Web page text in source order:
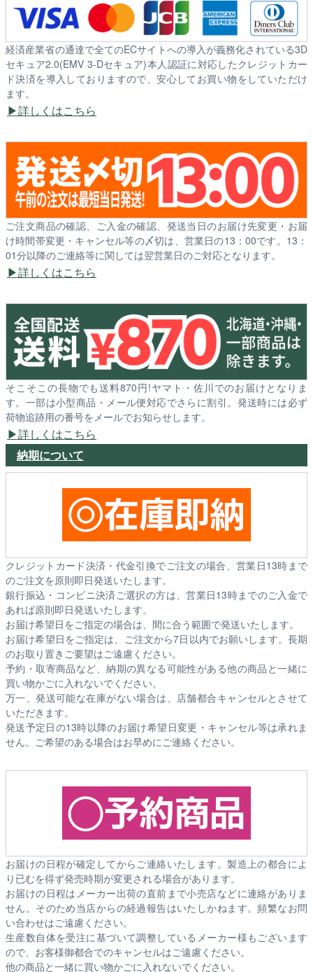
経済産業省の通達で全てのECサイトへの導入が義務化されている3D
セキュア2.0(EMV 3-Dセキュア)本人認証に対応したクレジットカー
ド決済を導入しておりますので、安心してお買い物をしていただけ
ます。
詳しくはこちら
ご注文商品の確認、ご入金の確認、発送当日のお届け先変更・お届
け時間帯変更・キャンセル等の〆切は、営業日の13：00です。13：
01分以降のご連絡等に関しては翌営業日のご対応となります。
詳しくはこちら
そこそこの長物でも送料870円!ヤマト・佐川でのお届けとなりま
す。一部は小型商品・メール便対応でさらに割引。発送時には必ず
荷物追跡用の番号をメールでお知らせします。
詳しくはこちら
納期について
クレジットカード決済・代金引換でご注文の場合、営業日13時まで
のご注文を原則即日発送いたします。
銀行振込・コンビニ決済ご選択の方は、営業日13時までのご入金で
あれば原則即日発送いたします。
お届け希望日をご指定の場合は、間に合う範囲で発送いたします。
お届け希望日をご指定は、ご注文から7日以内でお願いします。長期
のお取り置きご要望はご遠慮ください。
予約・取寄商品など、納期の異なる可能性がある他の商品と一緒に
買い物かごに入れないでください。
万一、発送可能な在庫がない場合は、店舗都合キャンセルとさせて
いただきます。
発送予定日の13時以降のお届け希望日変更・キャンセル等は承れま
せん。ご希望のある場合はお早めにご連絡ください。
お届けの日程が確定してからご連絡いたします。製造上の都合によ
り已むを得ず発売時期が変更される場合があります。
お届けの日程はメーカー出荷の直前まで小売店などに連絡がありま
せん。そのため当店からの経過報告はいたしかねます。頻繁なお問
い合わせはご遠慮ください。
生産数自体を受注に基づいて調整しているメーカー様もございます
ので、お客様御都合でのキャンセルはご遠慮ください。
他の商品と一緒に買い物かごに入れないでください。